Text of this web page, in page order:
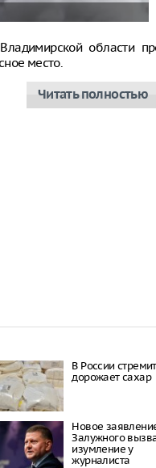
области
место.
Читать полностью
В России
дорожает сахар
Новое
Залужного
изумление у
журналиста